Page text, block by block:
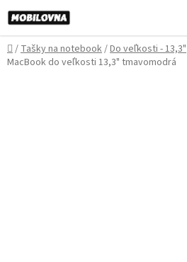
Prejsť
na
obsah
Domov
/Tašky na notebook/Do veľkosti - 13,3"
MacBook do veľkosti 13,3" tmavomodrá